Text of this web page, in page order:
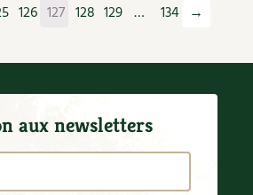
126 127 128 129 … 134 →
aux newsletters